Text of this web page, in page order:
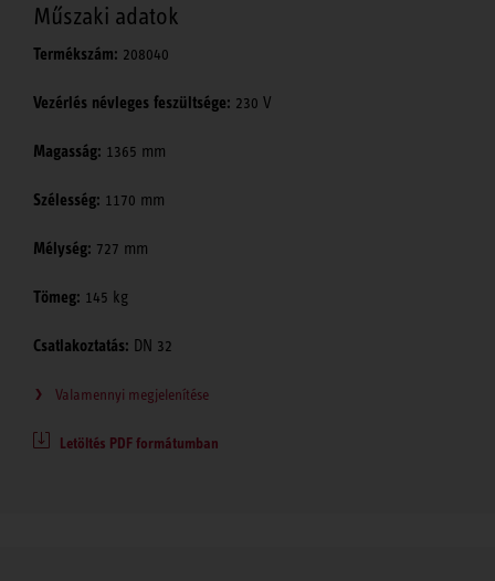
Műszaki adatok
Termékszám: 208040
Vezérlés névleges feszültsége: 230 V
Magasság: 1365 mm
Szélesség: 1170 mm
Mélység: 727 mm
Tömeg: 145 kg
Csatlakoztatás: DN 32
Valamennyi megjelenítése
Letöltés PDF formátumban